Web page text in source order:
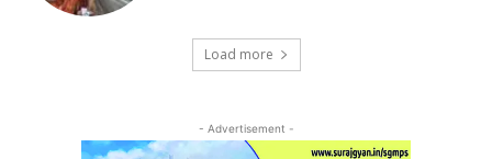
Load more
- Advertisement -